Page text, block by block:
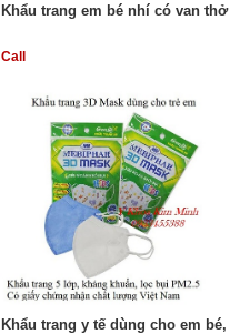
Khẩu trang em bé nhí có van thở
Call
Khẩu trang y tế dùng cho em bé,